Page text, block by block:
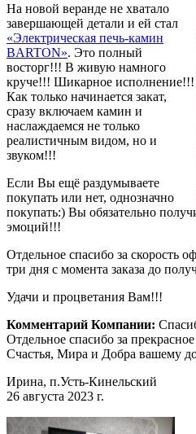
На новой веранде не хватало
завершающей детали и ей стал
«Электрическая печь-камин
BARTON». Это полный
восторг!!! В живую намного
круче!!! Шикарное исполнение!!!
Как только начинается закат,
сразу включаем камин и
наслаждаемся не только
реалистичным видом, но и
звуком!!!
Если Вы ещё раздумываете
покупать или нет, однозначно
покупать:) Вы обязательно
эмоций!!!
Отдельное спасибо за скорость
три дня с момента заказа до
Удачи и процветания Вам!!!
Комментарий Компании:
Отдельное спасибо за
Счастья, Мира и Добра вашему
Ирина, п.Усть-Кинельский
26 августа 2023 г.